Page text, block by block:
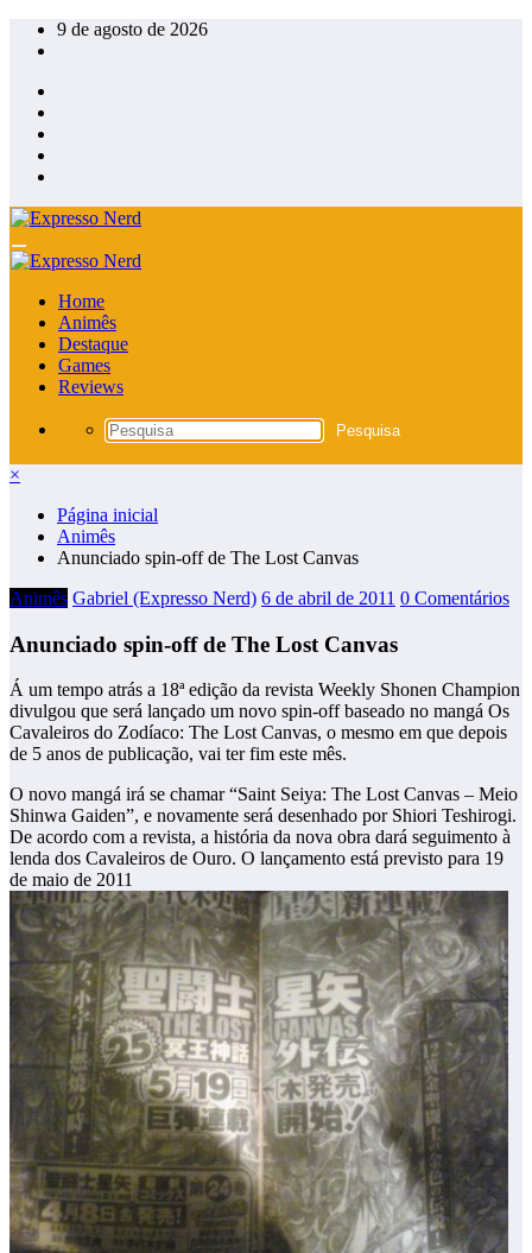
Pular
para
conteúdo
9 de agosto de 2026
Home
Animês
Destaque
Games
Reviews
×
Página inicial
Animês
Anunciado spin-off de The Lost Canvas
Animês Gabriel (Expresso Nerd) 6 de abril de 2011 0 Comentários
Anunciado spin-off de The Lost Canvas
Á um tempo atrás a 18ª edição da revista Weekly Shonen Champion
divulgou que será lançado um novo spin-off baseado no mangá Os
Cavaleiros do Zodíaco: The Lost Canvas, o mesmo em que depois
de 5 anos de publicação, vai ter fim este mês.
O novo mangá irá se chamar “Saint Seiya: The Lost Canvas – Meio
Shinwa Gaiden”, e novamente será desenhado por Shiori Teshirogi.
De acordo com a revista, a história da nova obra dará seguimento à
lenda dos Cavaleiros de Ouro. O lançamento está previsto para 19
de maio de 2011